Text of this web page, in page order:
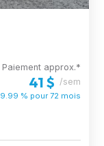
Paiement approx.*
41 $ /sem
9.99 % pour72 mois